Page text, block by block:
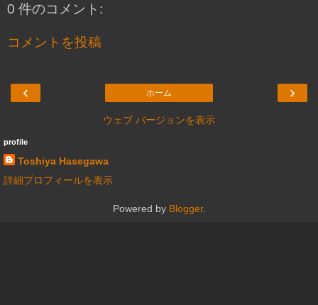
0 件のコメント:
コメントを投稿
‹ ›
ホーム
ウェブ バージョンを表示
profile
Toshiya Hasegawa
詳細プロフィールを表示
Powered by Blogger.